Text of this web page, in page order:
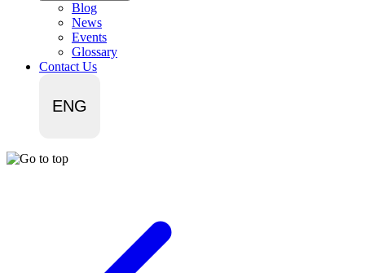
Blog
News
Events
Glossary
Contact Us
ENG